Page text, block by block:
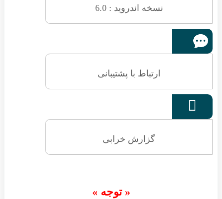
نسخه اندروید : 6.0
ارتباط با پشتیبانی

گزارش خرابی
« توجه »